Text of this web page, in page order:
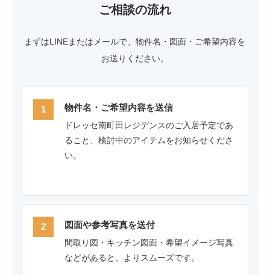
ご相談の流れ
まずはLINEまたはメールで、物件名・図面・ご希望内容を
お送りください。
物件名・ご希望内容を送信
ドレッセ南町田レジデンスのご入居予定であ
ること、検討中のアイテムをお知らせくださ
い。
図面や参考写真を送付
間取り図・キッチン図面・希望イメージ写真
などがあると、よりスムーズです。